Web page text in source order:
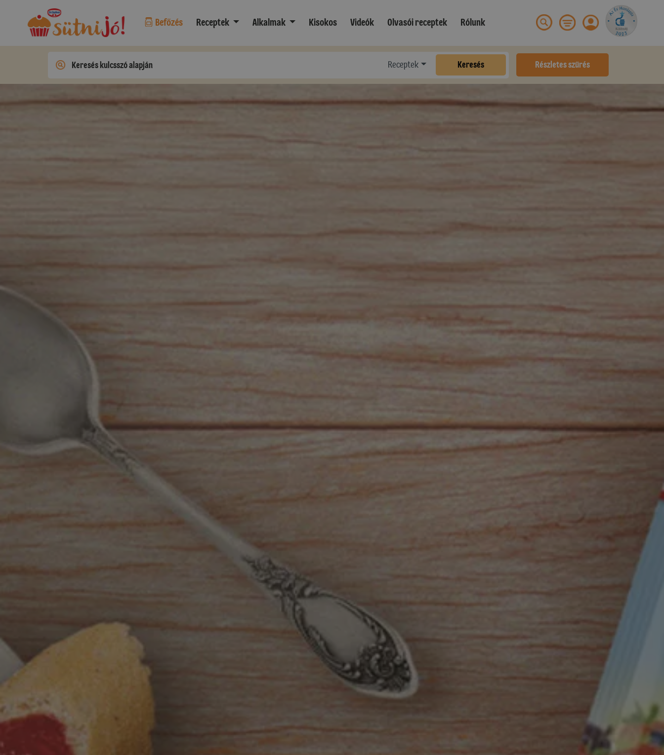
Befőzés Receptek Alkalmak Kisokos Videók Olvasói receptek Rólunk
Receptek Keresés Részletes szűrés